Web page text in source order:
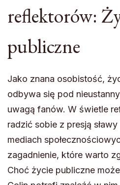
reflektorów:
publiczne
Jako znana osobistość,
odbywa się pod
uwagą fanów. W świetle
radzić sobie z presją
mediach
zagadnienie, które warto
Choć życie publiczne